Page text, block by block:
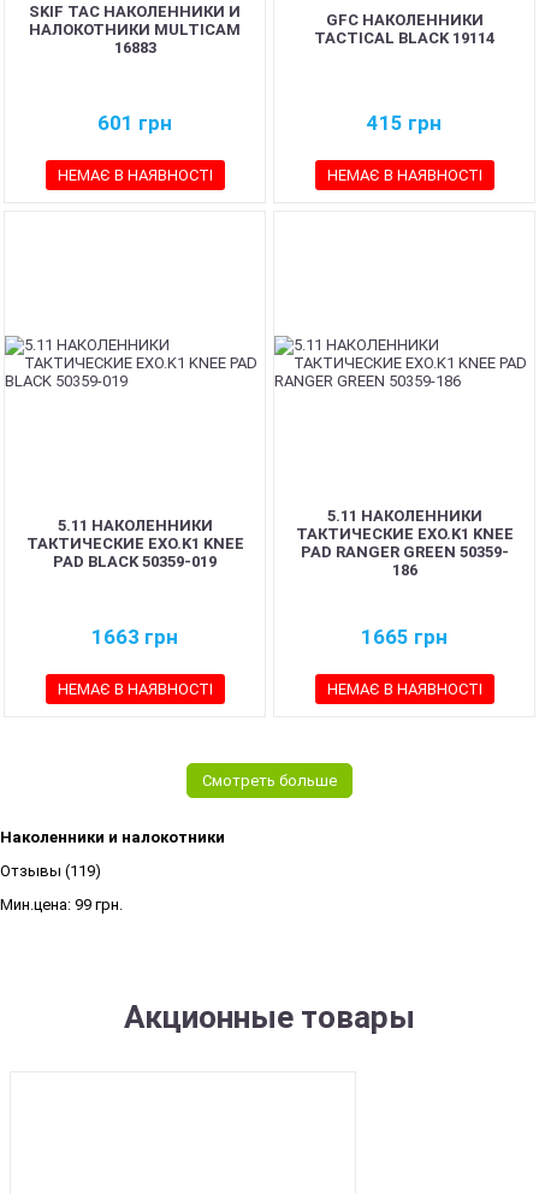
SKIF TAC НАКОЛЕННИКИ И
НАЛОКОТНИКИ MULTICAM
16883
601 грн
НЕМАЄ В НАЯВНОСТІ
GFC НАКОЛЕННИКИ
TACTICAL BLACK 19114
415 грн
НЕМАЄ В НАЯВНОСТІ
5.11 НАКОЛЕННИКИ
ТАКТИЧЕСКИЕ EXO.K1 KNEE
PAD BLACK 50359-019
1663 грн
НЕМАЄ В НАЯВНОСТІ
5.11 НАКОЛЕННИКИ
ТАКТИЧЕСКИЕ EXO.K1 KNEE
PAD RANGER GREEN 50359-
186
1665 грн
НЕМАЄ В НАЯВНОСТІ
Смотреть больше
Наколенники и налокотники
Отзывы (119)
Мин.цена: 99 грн.
Акционные товары